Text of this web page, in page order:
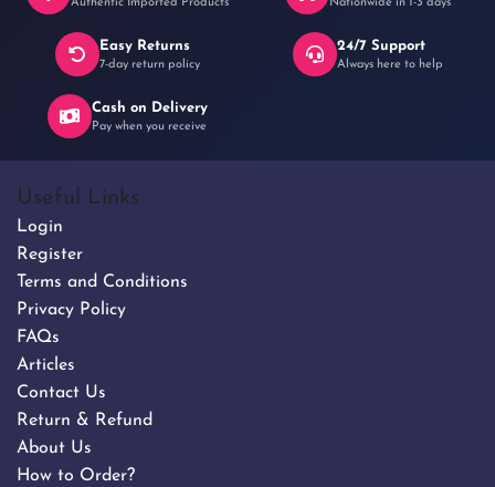
৳ 250 Easy Returns
7-day return policy
24/7 Support
Always here to help
Cash on Delivery
Pay when you receive
Useful Links
Login
Register
Terms and Conditions
Privacy Policy
FAQs
Articles
Contact Us
Return & Refund
About Us
How to Order?